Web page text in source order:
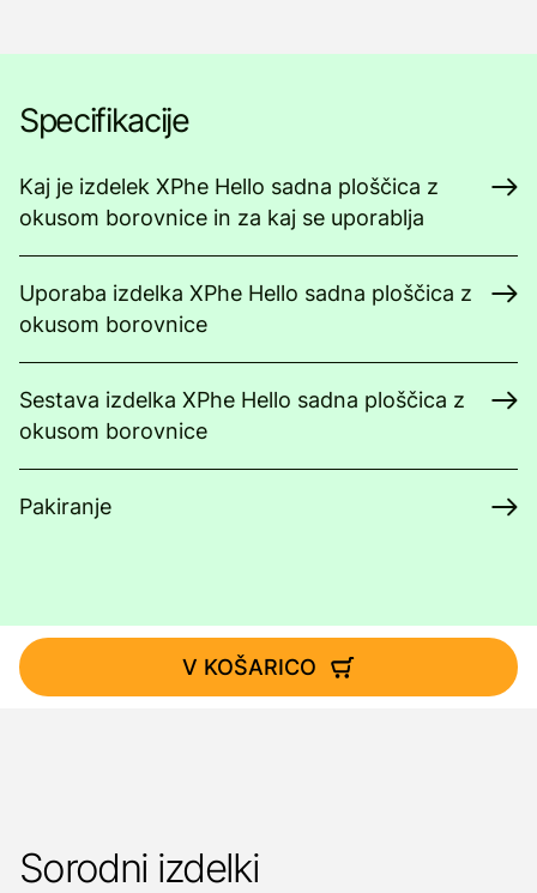
Specifikacije
Kaj je izdelek XPhe Hello sadna ploščica z
okusom borovnice in za kaj se uporablja
Uporaba izdelka XPhe Hello sadna ploščica z
okusom borovnice
Sestava izdelka XPhe Hello sadna ploščica z
okusom borovnice
Pakiranje
V KOŠARICO
Sorodni izdelki